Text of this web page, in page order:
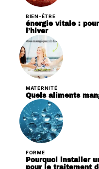
BIEN-ÊTRE
énergie vitale :
l’hiver
MATERNITÉ
Quels aliments
FORME
Pourquoi installer
pour le traitement